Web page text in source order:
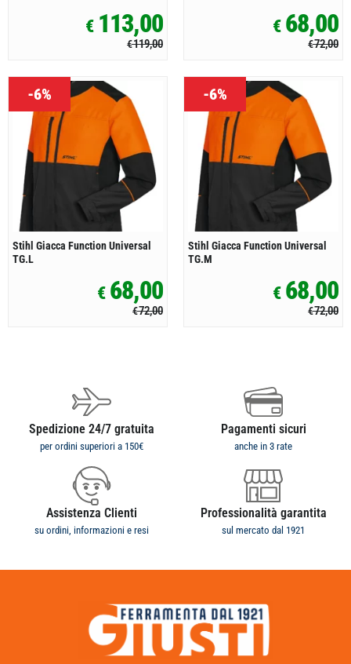
€119,00
€113,00
€72,00
€68,00
-6%
Stihl Giacca Function Universal
TG.L
€72,00
€68,00
-6%
Stihl Giacca Function Universal
TG.M
€72,00
€68,00
Spedizione 24/7 gratuita
per ordini superiori a 150€
Pagamenti sicuri
anche in 3 rate
Assistenza Clienti
su ordini, informazioni e resi
Professionalità garantita
sul mercato dal 1921